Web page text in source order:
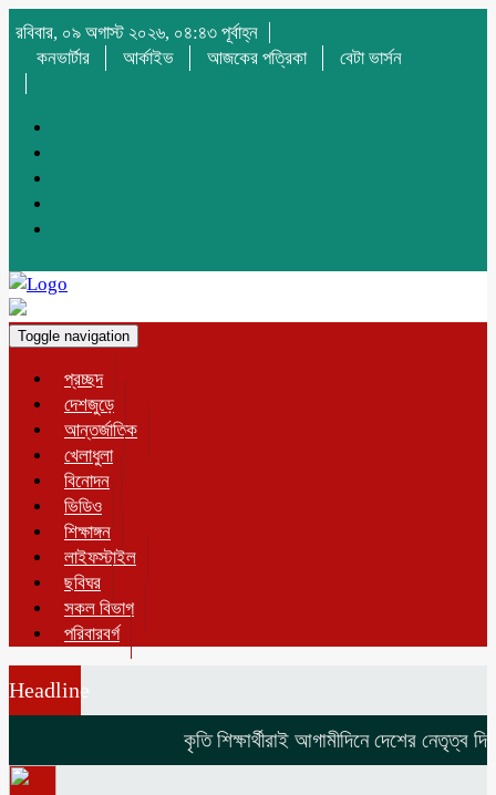
রবিবার, ০৯ অগাস্ট ২০২৬, ০৪:৪৩ পূর্বাহ্ন
কনভার্টার
আর্কাইভ আজকের পত্রিকা বেটা ভার্সন
Toggle navigation
প্রচ্ছদ
দেশজুড়ে
আন্তর্জাতিক
খেলাধুলা
বিনোদন
ভিডিও
শিক্ষাঙ্গন
লাইফস্টাইল
ছবিঘর
সকল বিভাগ
পরিবারবর্গ
Headline
কৃতি শিক্ষার্থীরাই আগামীদিনে দেশের নেতৃত্ব দিবে